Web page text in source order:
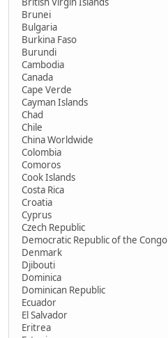
Brunei
Bulgaria
Burkina Faso
Burundi
Cambodia
Canada
Cape Verde
Cayman Islands
Chad
Chile
China Worldwide
Colombia
Comoros
Cook Islands
Costa Rica
Croatia
Cyprus
Czech Republic
Democratic Republic of the Congo
Denmark
Djibouti
Dominica
Dominican Republic
Ecuador
El Salvador
Eritrea